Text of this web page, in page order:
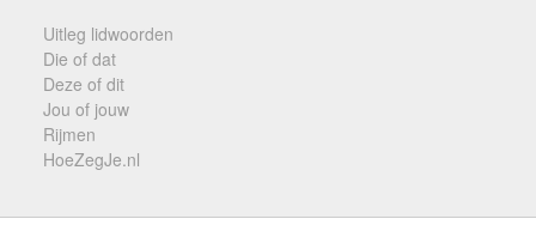
Uitleg lidwoorden
Die of dat
Deze of dit
Jou of jouw
Rijmen
HoeZegJe.nl